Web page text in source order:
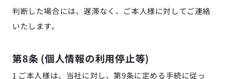
判断した場合には、遅滞なく、ご本人様に対してご連絡
いたします。
第8条 (個人情報の利用停止等)
1 ご本人様は、当社に対し、第9条に定める手続に従っ